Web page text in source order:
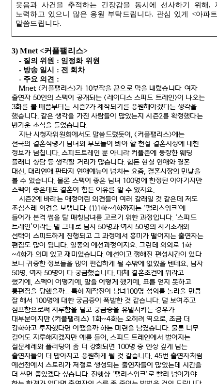
웃음과 사건을 추적하는 긴장감을 동시에 선사하기 위해 ,
노력하고 있으니 많은 응원 부탁드립니다. 관심 있게 <아파
말씀드립니다.
3) Mnet <커플팰리스>
- 질의 위원 : 임정화 위원
- 방송 일시 : 전 회차
- 주요 의견 :
Mnet <커플팰리스>가 10부작을 끝으로 막을 내렸습니다.여자
출연자 50인의 스펙이 공개되는<레이디스 스피드 트레인>이 나오는
3화를 볼 때쯤부터는 시즌2가 제작되기를 응원해야겠다는 생각을
했습니다. 같은 생각을 가진 사람들이 많았는지 시즌2를 확정했다는
반가운 소식을 들었습니다.
지난 시청자위원회에서도 말씀드렸듯이, <커플팰리스>에는
전국의 결혼적령기 남녀와 부모들이 봐야 할 현실 결혼시장에 대한
정보가 넘칩니다.스피드트레인 뿐 아니라 커플존에 등장한 웨딩
플래너 상담 등 생각할 거리가 많습니다. 힘든 현실 연애와 결혼
대신, 대리연애 판타지 연애예능이 넘치는 요즘, 결혼시장의 민낯을
볼 수 있습니다.물론 스펙이 좋은 남녀 100명에 한정된 이야기지만
스펙이 좋은데도 결혼이 힘든 이유를 알 수 있지요
시즌2에 바라는 애정어린 의견들이 여러 갈래일 것 같은데 저도
조심스레 의견을 보탭니다. (1)1화~4화까지는 ‘팰리스위크’에
들어가 본격 썸을 탈 매칭남녀를 고르기 위한 과정입니다. ‘스피드
트레인’이라는 말 그대로 남자50명과 여자50명의 자기소개와
선택이 스피드하게 진행되고 그 과정에서 흥미가 떨어지는 출연자는
편집도 많이 됩니다. 일종의 예선과정이지요 .그런데 의외로 1화
~4화가 의미 있고 재미있습니다.예선이고 정해진 편성시간이 있다
보니 귀중한 정보들을 많이 편집하게 될 수밖에 없었을 텐데요, 남자
50명, 여자50명이 다 궁금했습니다. 대체 결혼조건에 뭐라고
썼기에, 스펙이 어떻기에, 말을 어떻게 했기에, 표를 얻지 못하고
통편집을 당했을까... 특히 제작진이 남녀100명 섭외를 놀라울 만큼
잘 해서 100명에 대한 궁금증이 폭발한 것 같습니다. 덜 보여주고
점프함으로써 지루함을 덜고 궁금증을 유발시키는 경우가
대부분이지만<커플팰리스> 1화~4화는 오히려 역으로,조금 더
강화하고 투자했다면 어땠을까 하는 미련을 남겼습니다. 물론 너무
길어도 지루해지겠지만 예를 들어,스피드 트레인에서 벌어지는
질문세례와 플러팅이 좀 더 강화되면 100명 중 인상 깊게 남는
출연자들이 더 많아지고 응원하게 될 것 같습니다. 45번 출연자처럼
예선전에서 스토리가 저절로 생성되는 출연자들이 많았는데 시간을
더 쓰면 좋았겠다 싶습니다. 진행상 ‘팰리스위크’로 빨리 넘어가야